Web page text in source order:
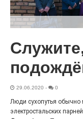
флагманом
подтвердили
29.06.2020 - 0
Люди сухопутья обычно
электростальских